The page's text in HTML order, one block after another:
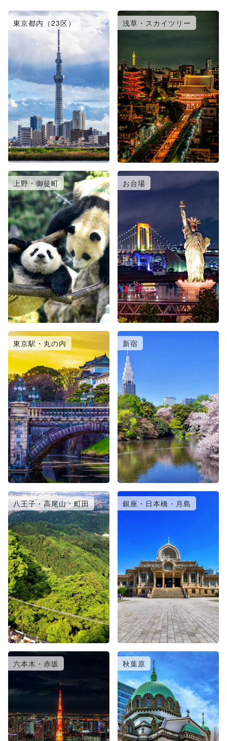
東京都内（23区） 浅草・スカイツリー
上野・御徒町 お台場
東京駅・丸の内 新宿
八王子・高尾山・町田 銀座・日本橋・月島
六本木・赤坂 秋葉原